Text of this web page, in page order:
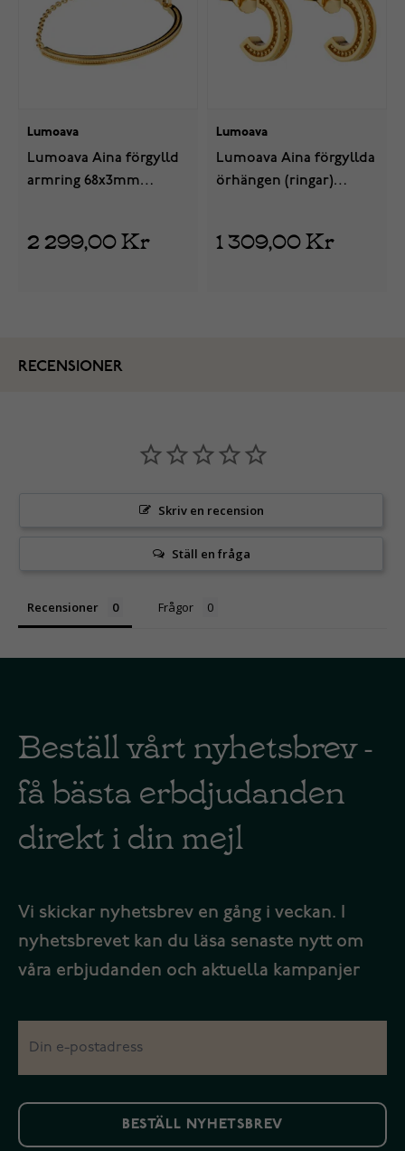
Lumoava
Lumoava Aina förgylld
armring 68x3mm
2 299,00 Kr
Lumoava
Lumoava Aina förgyllda
örhängen (ringar)
1 309,00 Kr
RECENSIONER
Skriv en recension
Ställ en fråga
Recensioner Frågor
Beställ vårt nyhetsbrev -
få bästa erbdjudanden
direkt i din mejl
Vi skickar nyhetsbrev en gång i veckan. I
nyhetsbrevet kan du läsa senaste nytt om
våra erbjudanden och aktuella kampanjer
BESTÄLL NYHETSBREV